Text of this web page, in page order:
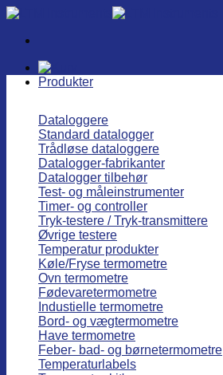
Fortsæt
indhold
Produkter
Dataloggere
Standard datalogger
Trådløse dataloggere
Datalogger-fabrikanter
Datalogger tilbehør
Test- og måleinstrumenter
Timer- og controller
Tryk-testere / Tryk-transmittere
Øvrige testere
Temperatur produkter
Køle/Fryse termometre
Ovn termometre
Fødevaretermometre
Industielle termometre
Bord- og vægtermometre
Have termometre
Feber- bad- og børnetermometre
Temperaturlabels